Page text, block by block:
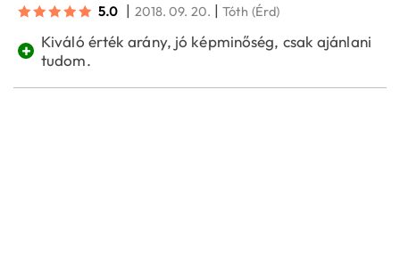
5.0 | 2018. 09. 20. |Tóth (Érd)
+
Kiváló érték arány, jó képminőség, csak ajánlani
tudom.